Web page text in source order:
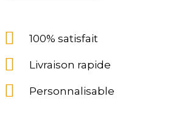
100% satisfait
Livraison rapide
Personnalisable